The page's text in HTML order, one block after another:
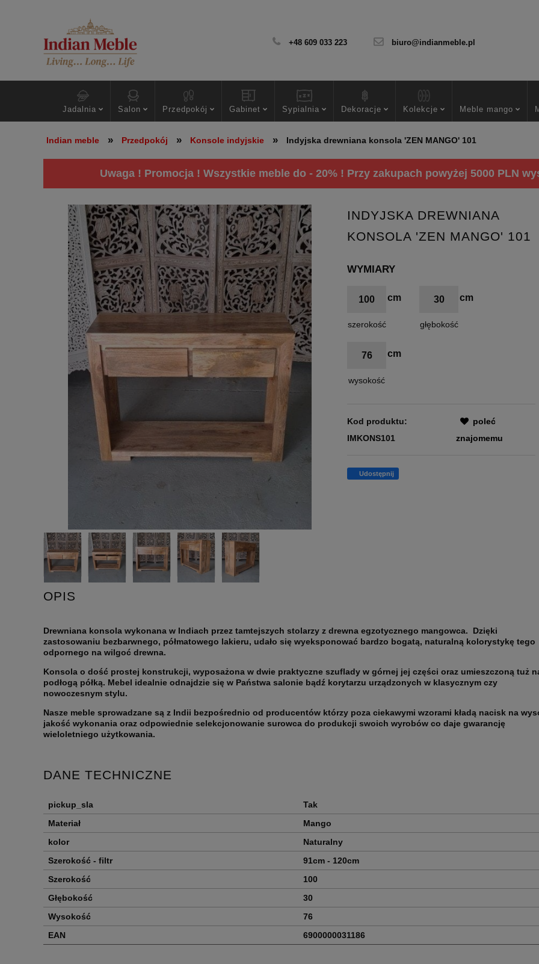
+48 609 033 223 biuro@indianmeble.pl
Jadalnia Salon Przedpokój Gabinet Sypialnia Dekoracje Kolekcje Meble mango
Indian meble » Przedpokój » Konsole indyjskie » Indyjska drewniana konsola 'ZEN MANGO' 101
Uwaga ! Promocja ! Wszystkie meble do - 20% ! Przy zakupach powyżej 5000 PLN
INDYJSKA DREWNIANA
KONSOLA 'ZEN MANGO' 101
WYMIARY
100
szerokość
30
głębokość
76
wysokość
Kod produktu:
IMKONS101
poleć
znajomemu
Udostępnij
OPIS
Drewniana konsola wykonana w Indiach przez tamtejszych stolarzy z drewna egzotycznego mangowca. Dzięki
zastosowaniu bezbarwnego, półmatowego lakieru, udało się wyeksponować bardzo bogatą, naturalną kolorystykę tego
odpornego na wilgoć drewna.
Konsola o dość prostej konstrukcji, wyposażona w dwie praktyczne szuflady w górnej jej części oraz umieszczoną tuż
podłogą półką. Mebel idealnie odnajdzie się w Państwa salonie bądź korytarzu urządzonych w klasycznym czy
nowoczesnym stylu.
Nasze meble sprowadzane są z Indii bezpośrednio od producentów którzy poza ciekawymi wzorami kładą nacisk na
jakość wykonania oraz odpowiednie selekcjonowanie surowca do produkcji swoich wyrobów co daje gwarancję
wieloletniego użytkowania.
DANE TECHNICZNE
pickup_sla
Tak
Materiał
Mango
kolor
Naturalny
Szerokość - filtr
91cm - 120cm
Szerokość
100
Głębokość
30
Wysokość
76
EAN
6900000031186